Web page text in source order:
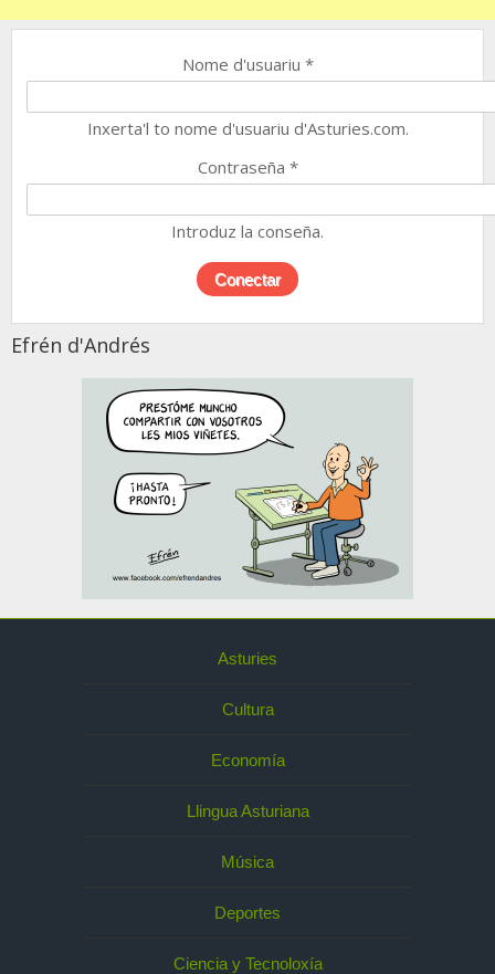
Nome d'usuariu *
Inxerta'l to nome d'usuariu d'Asturies.com.
Contraseña *
Introduz la conseña.
Efrén d'Andrés
Asturies
Cultura
Economía
Llingua Asturiana
Música
Deportes
Ciencia y Tecnoloxía